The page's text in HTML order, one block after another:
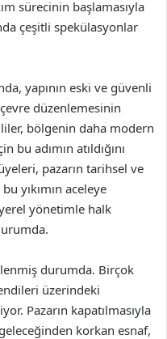
sürecinin başlamasıyla
çeşitli spekülasyonlar
yapının eski ve güvenli
düzenlemesinin
bölgenin daha modern
bu adımın atıldığını
pazarın tarihsel ve
yıkımın aceleye
yönetimle halk
durumda. Birçok
üzerindeki
Pazarın kapatılmasıyla
korkan esnaf,